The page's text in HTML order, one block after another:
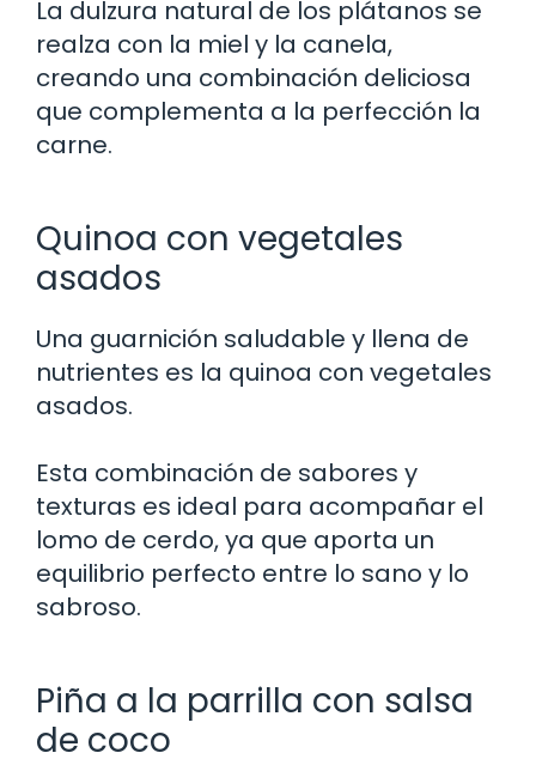
La dulzura natural de los plátanos se
realza con la miel y la canela,
creando una combinación deliciosa
que complementa a la perfección la
carne.
Quinoa con vegetales
asados
Una guarnición saludable y llena de
nutrientes es la quinoa con vegetales
asados.
Esta combinación de sabores y
texturas es ideal para acompañar el
lomo de cerdo, ya que aporta un
equilibrio perfecto entre lo sano y lo
sabroso.
Piña a la parrilla con salsa
de coco